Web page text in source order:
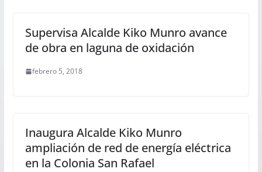
Supervisa Alcalde Kiko Munro avance
de obra en laguna de oxidación
febrero 5, 2018
Inaugura Alcalde Kiko Munro
ampliación de red de energía eléctrica
en la Colonia San Rafael